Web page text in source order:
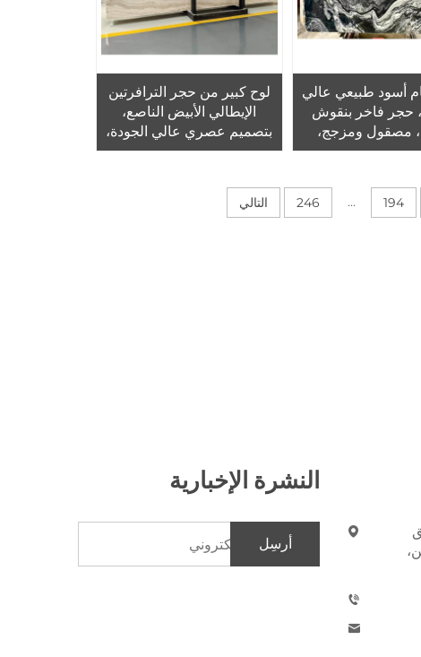
أسود طبيعي عالي
حجر فاخر بنقوش
مصقول ومزجج،
والأرضيات
لوح كبير من حجر الترافرتين
الإيطالي الأبيض الناصع،
بتصميم عصري عالي الجودة،
مع ضمان لمدة عام واحد،
الخارجية للفنادق.
194
...
246 التالي
النشرة الإخبارية
أرسِل